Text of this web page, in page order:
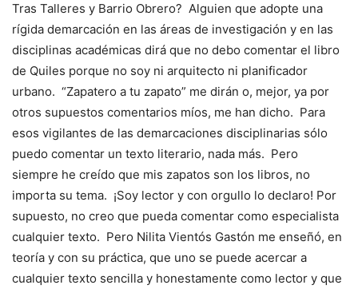
Tras Talleres y Barrio Obrero? Alguien que adopte una
rígida demarcación en las áreas de investigación y en las
disciplinas académicas dirá que no debo comentar el libro
de Quiles porque no soy ni arquitecto ni planificador
urbano. “Zapatero a tu zapato” me dirán o, mejor, ya por
otros supuestos comentarios míos, me han dicho. Para
esos vigilantes de las demarcaciones disciplinarias sólo
puedo comentar un texto literario, nada más. Pero
siempre he creído que mis zapatos son los libros, no
importa su tema. ¡Soy lector y con orgullo lo declaro! Por
supuesto, no creo que pueda comentar como especialista
cualquier texto. Pero Nilita Vientós Gastón me enseñó, en
teoría y con su práctica, que uno se puede acercar a
cualquier texto sencilla y honestamente como lector y que